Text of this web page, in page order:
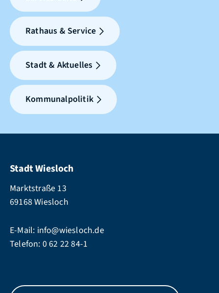
Rathaus & Service
Stadt & Aktuelles
Kommunalpolitik
Stadt Wiesloch
Marktstraße 13
69168 Wiesloch
E-Mail: info@wiesloch.de
Telefon: 0 62 22 84-1